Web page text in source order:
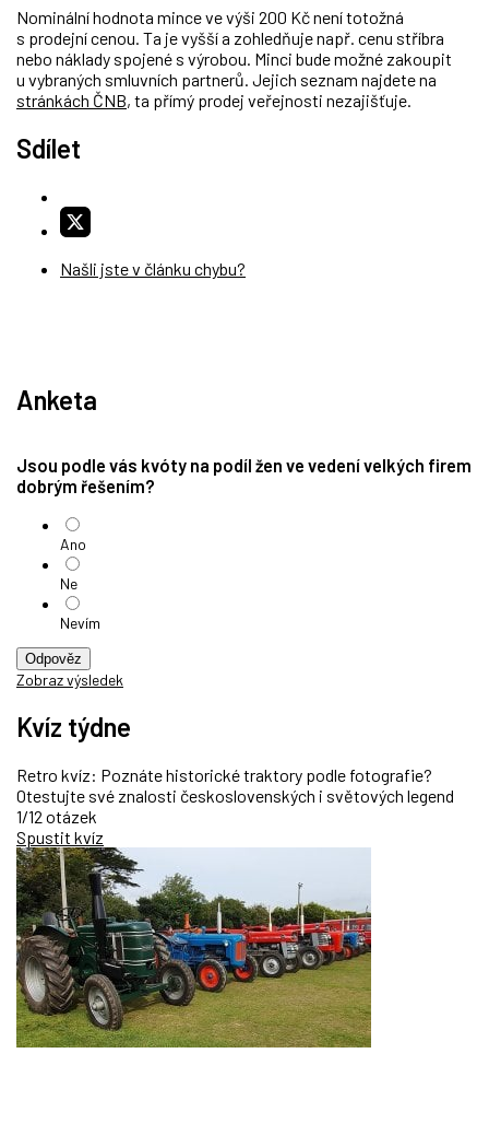
Nominální hodnota mince ve výši 200 Kč není totožná
s prodejní cenou. Ta je vyšší a zohledňuje např. cenu stříbra
nebo náklady spojené s výrobou. Minci bude možné zakoupit
u vybraných smluvních partnerů. Jejich seznam najdete na
stránkách ČNB, ta přímý prodej veřejnosti nezajišťuje.
Sdílet
Našli jste v článku chybu?
Anketa
Jsou podle vás kvóty na podíl žen ve vedení velkých firem
dobrým řešením?
Ano
Ne
Nevím
Odpověz
Zobraz výsledek
Kvíz týdne
Retro kvíz: Poznáte historické traktory podle fotografie?
Otestujte své znalosti československých i světových legend
1/12 otázek
Spustit kvíz